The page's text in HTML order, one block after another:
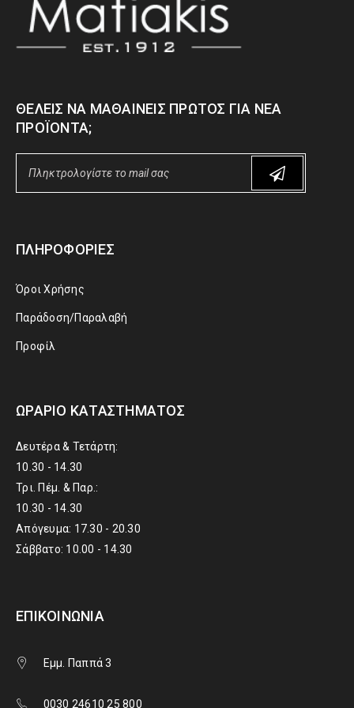
ΘΈΛΕΙΣ ΝΑ ΜΑΘΑΊΝΕΙΣ ΠΡΏΤΟΣ ΓΙΑ ΝΈΑ
ΠΡΟΪΌΝΤΑ;
ΠΛΗΡΟΦΟΡΊΕΣ
Όροι Χρήσης
Παράδοση/Παραλαβή
Προφίλ
ΩΡΆΡΙΟ ΚΑΤΑΣΤΉΜΑΤΟΣ
Δευτέρα & Τετάρτη:
10.30 - 14.30
Τρι. Πέμ. & Παρ.:
10.30 - 14.30
Απόγευμα: 17.30 - 20.30
Σάββατο: 10.00 - 14.30
ΕΠΙΚΟΙΝΩΝΊΑ
Εμμ. Παππά 3
0030 24610 25 800